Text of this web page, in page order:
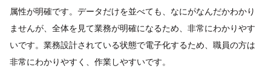
属性が明確です。データだけを並べても、なにがなんだかわかり
ませんが、全体を見て業務が明確になるため、非常にわかりやす
いです。業務設計されている状態で電子化するため、職員の方は
非常にわかりやすく、作業しやすいです。